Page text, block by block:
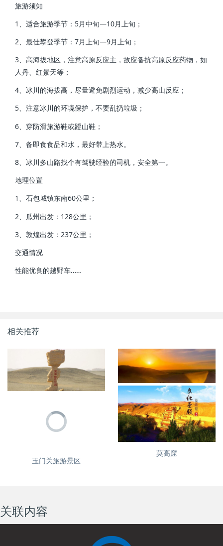
旅游须知
1、适合旅游季节：5月中旬—10月上旬；
2、最佳攀登季节：7月上旬—9月上旬；
3、高海拔地区，注意高原反应主，故应备抗高原反应药物，如
人丹、红景天等；
4、冰川的海拔高，尽量避免剧烈运动，减少高山反应；
5、注意冰川的环境保护，不要乱扔垃圾；
6、穿防滑旅游鞋或蹬山鞋；
7、备即食食品和水，最好带上热水。
8、冰川多山路找个有驾驶经验的司机，安全第一。
地理位置
1、石包城镇东南60公里；
2、瓜州出发：128公里；
3、敦煌出发：237公里；
交通情况
性能优良的越野车……
相关推荐
亚洲最大的雅丹地貌--敦煌雅
丹，没有魔鬼的魔鬼城
鸣沙山·月牙泉
莫高窟
玉门关旅游景区
关联内容